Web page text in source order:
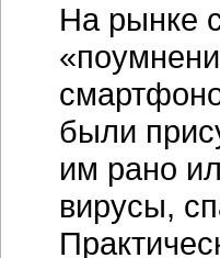
На рынке
были
им рано
вирусы,